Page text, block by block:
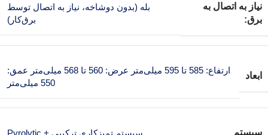
نیاز به اتصال به
برق:
بله (بدون دوشاخه، نیاز به اتصال توسط
برق‌کار)
ابعاد
ارتفاع: 585 تا 595 میلی‌متر عرض: 560 تا 568 میلی‌متر عمق:
550 میلی‌متر
سیستم